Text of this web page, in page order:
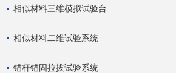
相似材料三维模拟试验台
相似材料二维试验系统
锚杆锚固拉拔试验系统